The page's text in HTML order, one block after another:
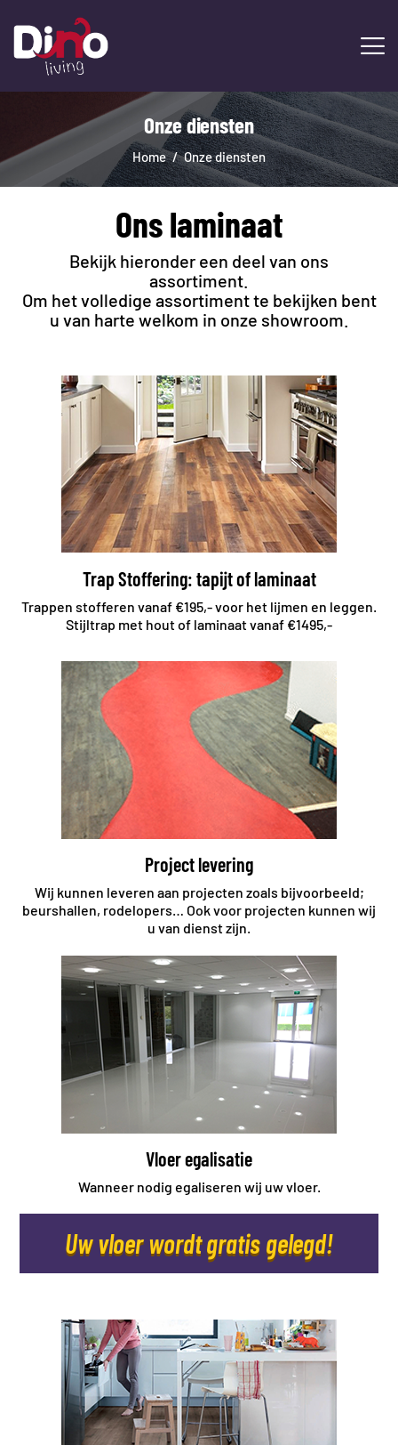
HOME
LAMINAAT
PVC
TAPIJT
OVERIGE PRODUCTEN
DIENSTEN
CONTACT
Onze diensten
Home Onze diensten
Ons laminaat
Bekijk hieronder een deel van ons
assortiment.
Om het volledige assortiment te bekijken bent
u van harte welkom in onze showroom.
Trap Stoffering: tapijt of laminaat
Trappen stofferen vanaf €195,- voor het lijmen en leggen.
Stijltrap met hout of laminaat vanaf €1495,-
Project levering
Wij kunnen leveren aan projecten zoals bijvoorbeeld;
beurshallen, rodelopers… Ook voor projecten kunnen wij
u van dienst zijn.
Vloer egalisatie
Wanneer nodig egaliseren wij uw vloer.
Uw vloer wordt gratis gelegd!